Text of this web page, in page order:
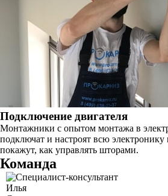
Подключение двигателя
Монтажники с опытом монтажа в
подключат и настроят всю
покажут, как управлять шторами.
Команда
Илья